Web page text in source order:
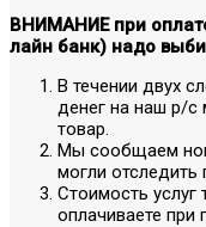
ВНИМАНИЕ при
лайн банк) надо
В течении двух
денег на наш р/
товар.
Мы сообщаем
могли
Стоимость услуг
оплачиваете при